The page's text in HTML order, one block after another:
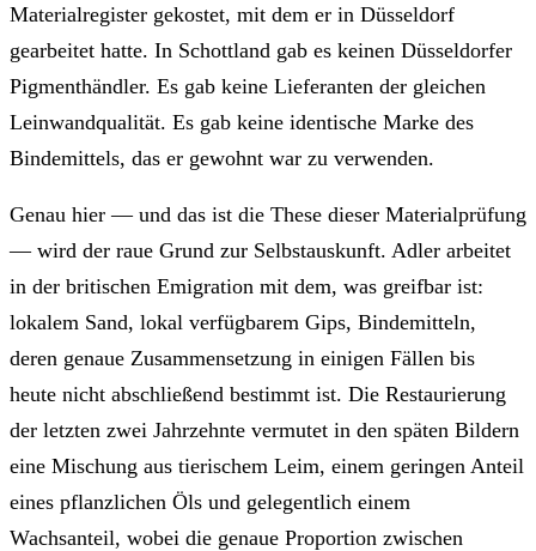
Materialregister gekostet, mit dem er in Düsseldorf
gearbeitet hatte. In Schottland gab es keinen Düsseldorfer
Pigmenthändler. Es gab keine Lieferanten der gleichen
Leinwandqualität. Es gab keine identische Marke des
Bindemittels, das er gewohnt war zu verwenden.
Genau hier — und das ist die These dieser Materialprüfung
— wird der raue Grund zur Selbstauskunft. Adler arbeitet
in der britischen Emigration mit dem, was greifbar ist:
lokalem Sand, lokal verfügbarem Gips, Bindemitteln,
deren genaue Zusammensetzung in einigen Fällen bis
heute nicht abschließend bestimmt ist. Die Restaurierung
der letzten zwei Jahrzehnte vermutet in den späten Bildern
eine Mischung aus tierischem Leim, einem geringen Anteil
eines pflanzlichen Öls und gelegentlich einem
Wachsanteil, wobei die genaue Proportion zwischen